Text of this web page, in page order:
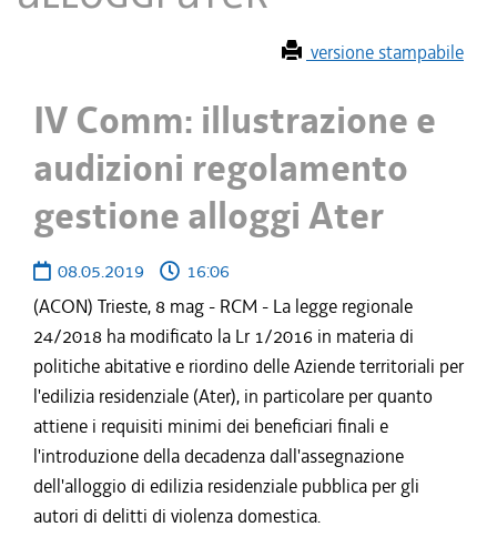
versione stampabile
IV Comm: illustrazione e
audizioni regolamento
gestione alloggi Ater
08.05.2019
16:06
(ACON) Trieste, 8 mag - RCM - La legge regionale
24/2018 ha modificato la Lr 1/2016 in materia di
politiche abitative e riordino delle Aziende territoriali per
l'edilizia residenziale (Ater), in particolare per quanto
attiene i requisiti minimi dei beneficiari finali e
l'introduzione della decadenza dall'assegnazione
dell'alloggio di edilizia residenziale pubblica per gli
autori di delitti di violenza domestica.